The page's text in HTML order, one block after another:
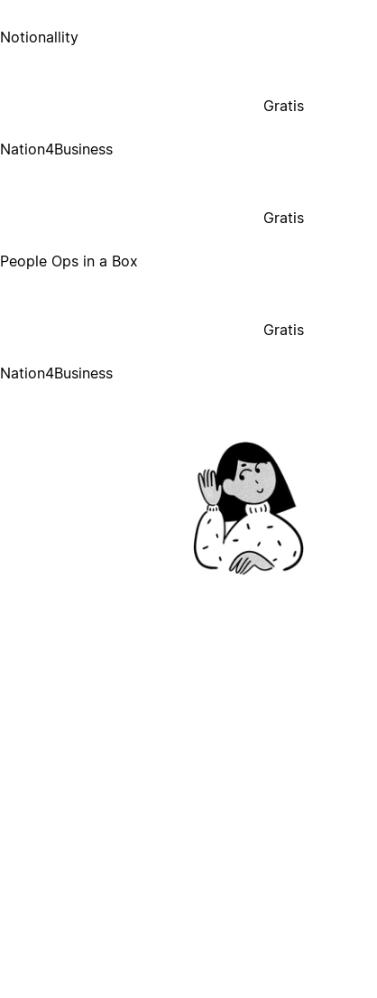
Notionallity
Nation4Business
Gratis
People Ops in a Box
Gratis
Nation4Business
Gratis